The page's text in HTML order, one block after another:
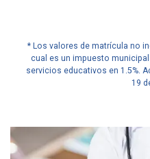
* Los valores de matrícula no
cual es un impuesto
servicios educativos en 1.5%.
19